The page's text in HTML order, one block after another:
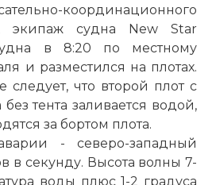
координационного
экипаж судна New Star
в 8:20 по местному
и разместился на плотах.
следует, что второй плот с
тента заливается водой,
за бортом плота.
- северо-западный
в секунду. Высота волны 7-
воды плюс 1-2 градуса